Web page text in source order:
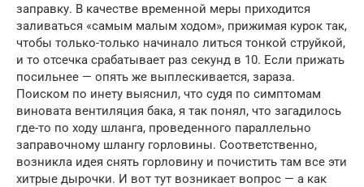
заправку. В качестве временной меры приходится
заливаться «самым малым ходом», прижимая курок так,
чтобы только-только начинало литься тонкой струйкой,
и то отсечка срабатывает раз секунд в 10. Если прижать
посильнее — опять же выплескивается, зараза.
Поиском по инету выяснил, что судя по симптомам
виновата вентиляция бака, я так понял, что загадилось
где-то по ходу шланга, проведенного параллельно
заправочному шлангу горловины. Соответственно,
возникла идея снять горловину и почистить там все эти
хитрые дырочки. И вот тут возникает вопрос — а как